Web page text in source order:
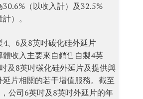
30.6%（以收入計）及32.5%
）。
4、6及8英吋碳化硅外延片
體收入主要來自銷售自製4英
及8英吋碳化硅外延片及提供與
延片相關的若干增值服務。截至
公司6英吋及8英吋外延片的年